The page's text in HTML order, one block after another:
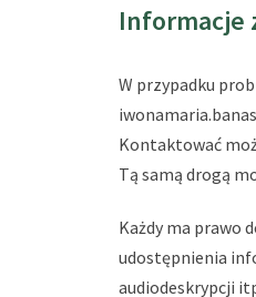
Informacje
W przypadku
Kontaktować
Tą samą drogą
Każdy ma prawo
udostępnienia
audiodeskrypcji